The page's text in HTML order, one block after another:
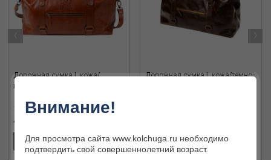
Дорожная сумка L кожа/
коньяк
41 631 ₽
В КОРЗИНУ
Дорожная сумка L кожа/темно-
В КОРЗИНУ
‹ ›
Внимание!
Для просмотра сайта www.kolchuga.ru необходимо
подтвердить свой совершеннолетний возраст.